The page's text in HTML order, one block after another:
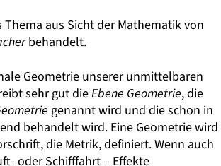
aus Sicht der Mathematik von
behandelt.
Geometrie unserer unmittelbaren
sehr gut dieEbene Geometrie, die
genannt wird und die schon in
behandelt wird. Eine Geometrie wird
die Metrik, definiert. Wenn auch
oder Schifffahrt – Effekte